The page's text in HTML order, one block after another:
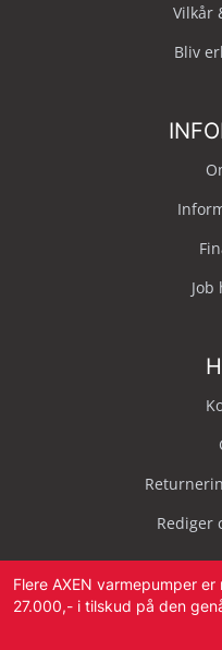
Vilkår
Bliv
Job
Rediger
Flere AXEN varmepumper er
27.000,- i tilskud på den